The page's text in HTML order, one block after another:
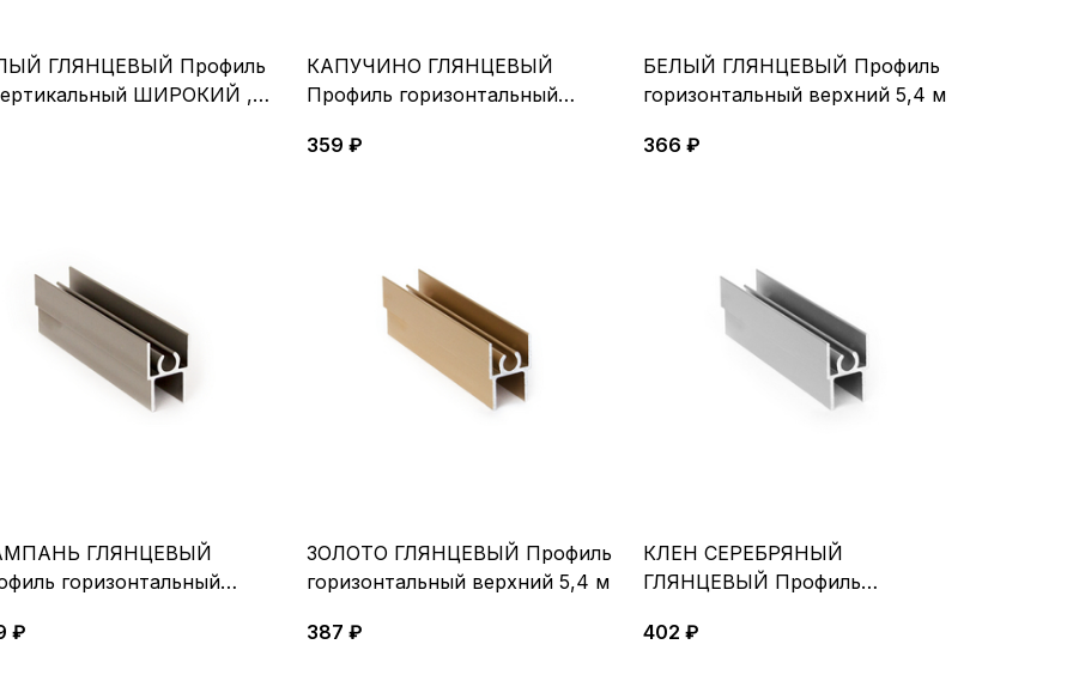
ГЛЯНЦЕВЫЙ Профиль
ШИРОКИЙ , 6
КАПУЧИНО ГЛЯНЦЕВЫЙ
Профиль горизонтальный
359 ₽
БЕЛЫЙ ГЛЯНЦЕВЫЙ Профиль
горизонтальный верхний 5,4 м
366 ₽
ГЛЯНЦЕВЫЙ
горизонтальный
₽
ЗОЛОТО ГЛЯНЦЕВЫЙ Профиль
горизонтальный верхний 5,4 м
387 ₽
КЛЕН СЕРЕБРЯНЫЙ
ГЛЯНЦЕВЫЙ Профиль
402 ₽